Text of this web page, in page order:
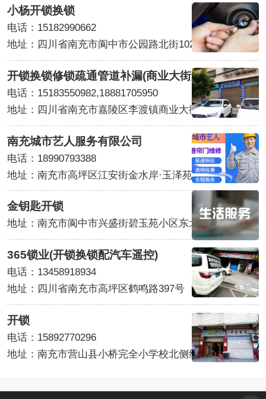
小杨开锁换锁
电话：15182990662
地址：四川省南充市阆中市公园路北街102号
开锁换锁修锁疏通管道补漏(商业大街店)
电话：15183550982,18881705950
地址：四川省南充市嘉陵区李渡镇商业大街一段28号
南充城市艺人服务有限公司
电话：18990793388
地址：南充市高坪区江安街金水岸·玉泽苑
金钥匙开锁
地址：南充市阆中市兴盛街碧玉苑小区东北侧约60米
365锁业(开锁换锁配汽车遥控)
电话：13458918934
地址：四川省南充市高坪区鹤鸣路397号
开锁
电话：15892770296
地址：南充市营山县小桥完全小学校北侧约50米